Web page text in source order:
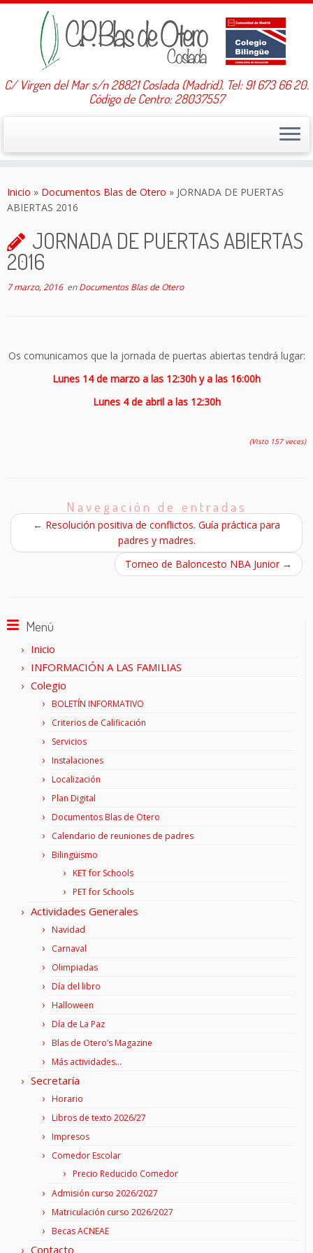
contenido
C/ Virgen del Mar s/n 28821 Coslada (Madrid). Tel: 91 673 66 20.
Código de Centro: 28037557
Inicio » Documentos Blas de Otero » JORNADA DE PUERTAS
ABIERTAS 2016
JORNADA DE PUERTAS ABIERTAS
2016
7 marzo, 2016enDocumentos Blas de Otero
Os comunicamos que la jornada de puertas abiertas tendrá lugar:
Lunes 14 de marzo a las 12:30h y a las 16:00h
Lunes 4 de abril a las 12:30h
(Visto 157 veces)
Navegación de entradas
← Resolución positiva de conflictos. Guía práctica para
padres y madres.
Torneo de Baloncesto NBA Junior →
Menú
Inicio
INFORMACIÓN A LAS FAMILIAS
Colegio
BOLETÍN INFORMATIVO
Criterios de Calificación
Servicios
Instalaciones
Localización
Plan Digital
Documentos Blas de Otero
Calendario de reuniones de padres
Bilingüismo
KET for Schools
PET for Schools
Actividades Generales
Navidad
Carnaval
Olimpiadas
Día del libro
Halloween
Día de La Paz
Blas de Otero’s Magazine
Más actividades…
Secretaría
Horario
Libros de texto 2026/27
Impresos
Comedor Escolar
Precio Reducido Comedor
Admisión curso 2026/2027
Matriculación curso 2026/2027
Becas ACNEAE
Contacto